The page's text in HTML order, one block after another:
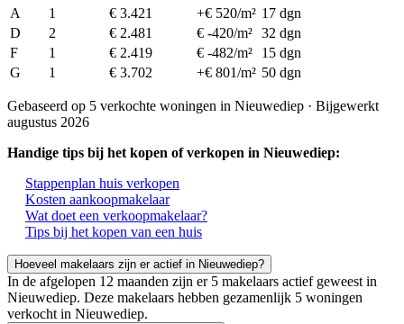
A 1 € 3.421 +€ 520/m² 17 dgn
D
2 € 2.481 € -420/m² 32 dgn
F
1 € 2.419 € -482/m²
15 dgn
G
1 € 3.702 +€ 801/m² 50 dgn
Gebaseerd op 5 verkochte woningen in Nieuwediep · Bijgewerkt
augustus 2026
Handige tips bij het kopen of verkopen in Nieuwediep:
Stappenplan huis verkopen
Kosten aankoopmakelaar
Wat doet een verkoopmakelaar?
Tips bij het kopen van een huis
Hoeveel makelaars zijn er actief in Nieuwediep?
In de afgelopen 12 maanden zijn er 5 makelaars actief geweest in
Nieuwediep. Deze makelaars hebben gezamenlijk 5 woningen
verkocht in Nieuwediep.